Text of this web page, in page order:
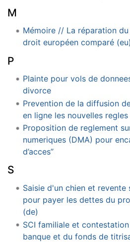
M
Mémoire // La réparation
droit européen comparé (eu)
P
Plainte pour vols de
divorce
Prevention de la diffusion
en ligne les nouvelles
Proposition de reglement
numeriques (DMA) pour
d’acces”
S
Saisie d'un chien et revente
pour payer les dettes du
(de)
SCI familiale et
banque et du fonds de